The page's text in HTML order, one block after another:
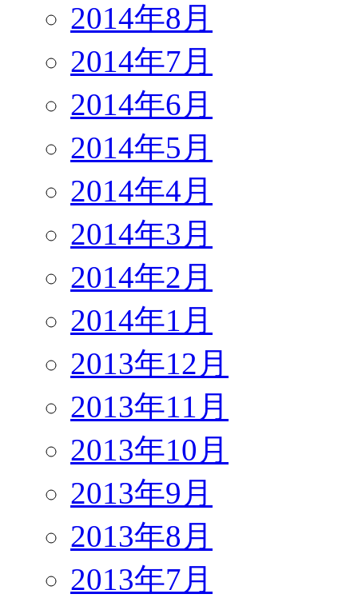
2014年8月
2014年7月
2014年6月
2014年5月
2014年4月
2014年3月
2014年2月
2014年1月
2013年12月
2013年11月
2013年10月
2013年9月
2013年8月
2013年7月